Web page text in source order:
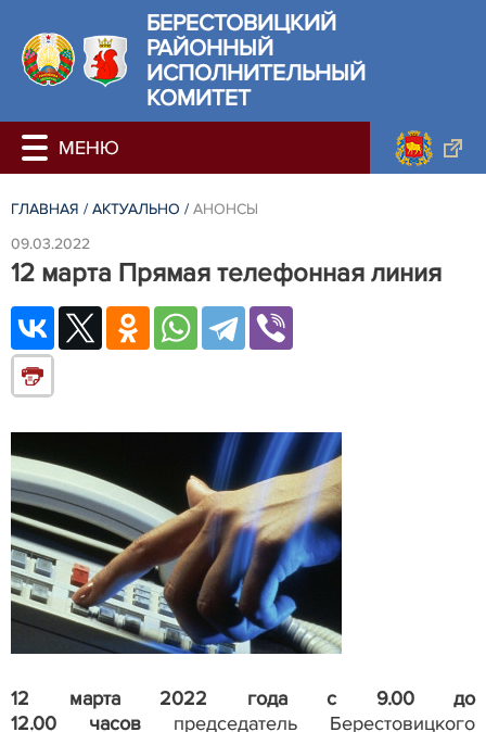
БЕРЕСТОВИЦКИЙ
РАЙОННЫЙ
ИСПОЛНИТЕЛЬНЫЙ
КОМИТЕТ
ГЛАВНАЯ / АКТУАЛЬНО / АНОНСЫ
09.03.2022
12 марта Прямая телефонная линия
12 марта 2022 года с 9.00 до
12.00 часов председатель Берестовицкого